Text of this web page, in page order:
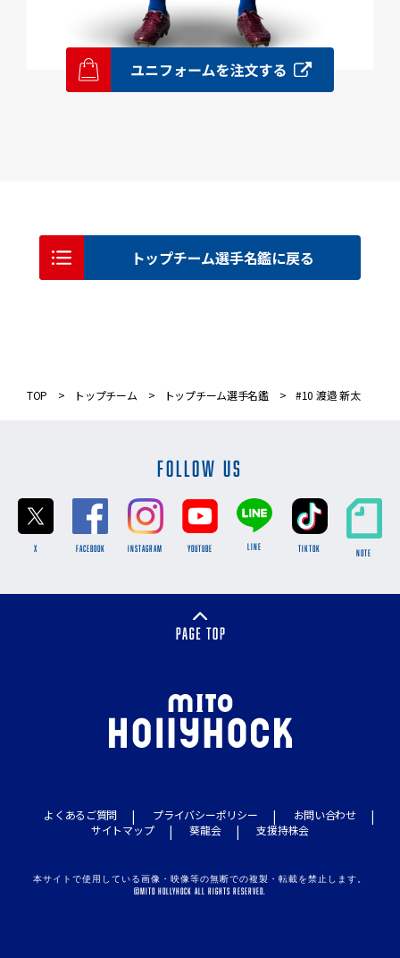
トップチーム選手名鑑に戻る
TOP トップチーム トップチーム選手名鑑 #10 渡邉 新太
FOLLOW US
X FACEBOOK INSTAGRAM YOUTUBE LINE TikTok NOTE
よくあるご質問 プライバシーポリシー
お問い合わせ
サイトマップ
葵龍会 支援持株会
本サイトで使用している画像・映像等の無断での複製・転載を禁止します。
©MITO HOLLYHOCK ALL RIGHTS RESERVED.